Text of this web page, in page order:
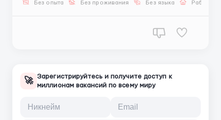
Без опыта Без проживания Без языка Работа
🚀 Зарегистрируйтесь и получите доступ к
миллионам вакансий по всему миру